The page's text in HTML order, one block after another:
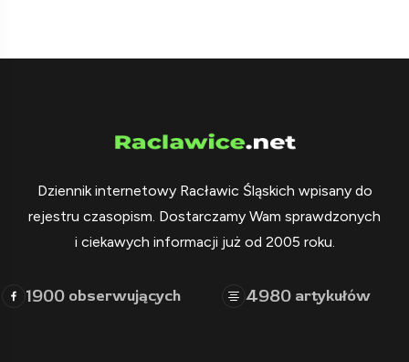
Dziennik internetowy Racławic Śląskich wpisany do
rejestru czasopism. Dostarczamy Wam sprawdzonych
i ciekawych informacji już od 2005 roku.
1900 obserwujących 4980 artykułów